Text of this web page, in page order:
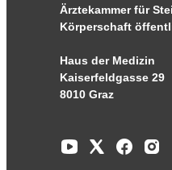
Ärztekammer für
Körperschaft
Haus der Medizin
Kaiserfeldgasse 29
8010 Graz